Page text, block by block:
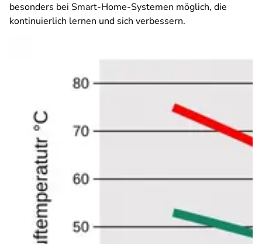
besonders bei Smart-Home-Systemen möglich, die
kontinuierlich lernen und sich verbessern.